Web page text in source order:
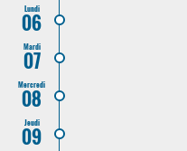
Lundi
06
Mardi
07
Mercredi
08
Jeudi
09